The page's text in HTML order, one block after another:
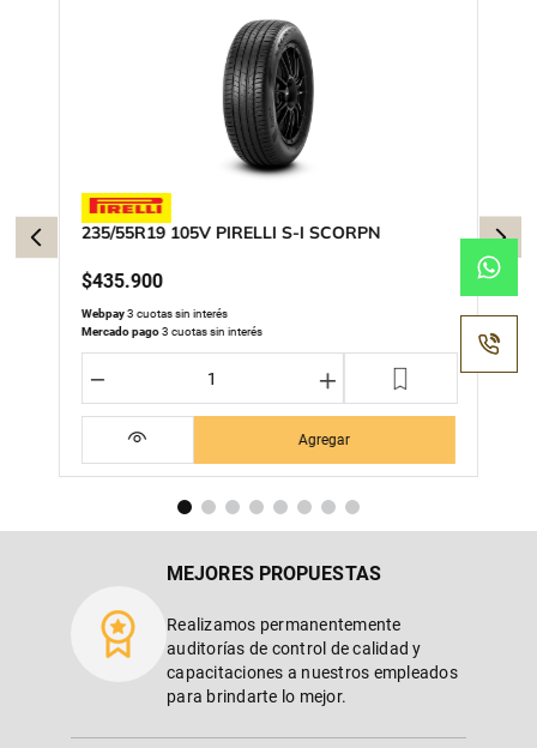
235/55R19 105V PIRELLI S-I SCORPN
$435.900
Webpay3 cuotas sin interés
Mercado pago3 cuotas sin interés
＋
－
Agregar
MEJORES PROPUESTAS
Realizamos permanentemente
auditorías de control de calidad y
capacitaciones a nuestros empleados
para brindarte lo mejor.